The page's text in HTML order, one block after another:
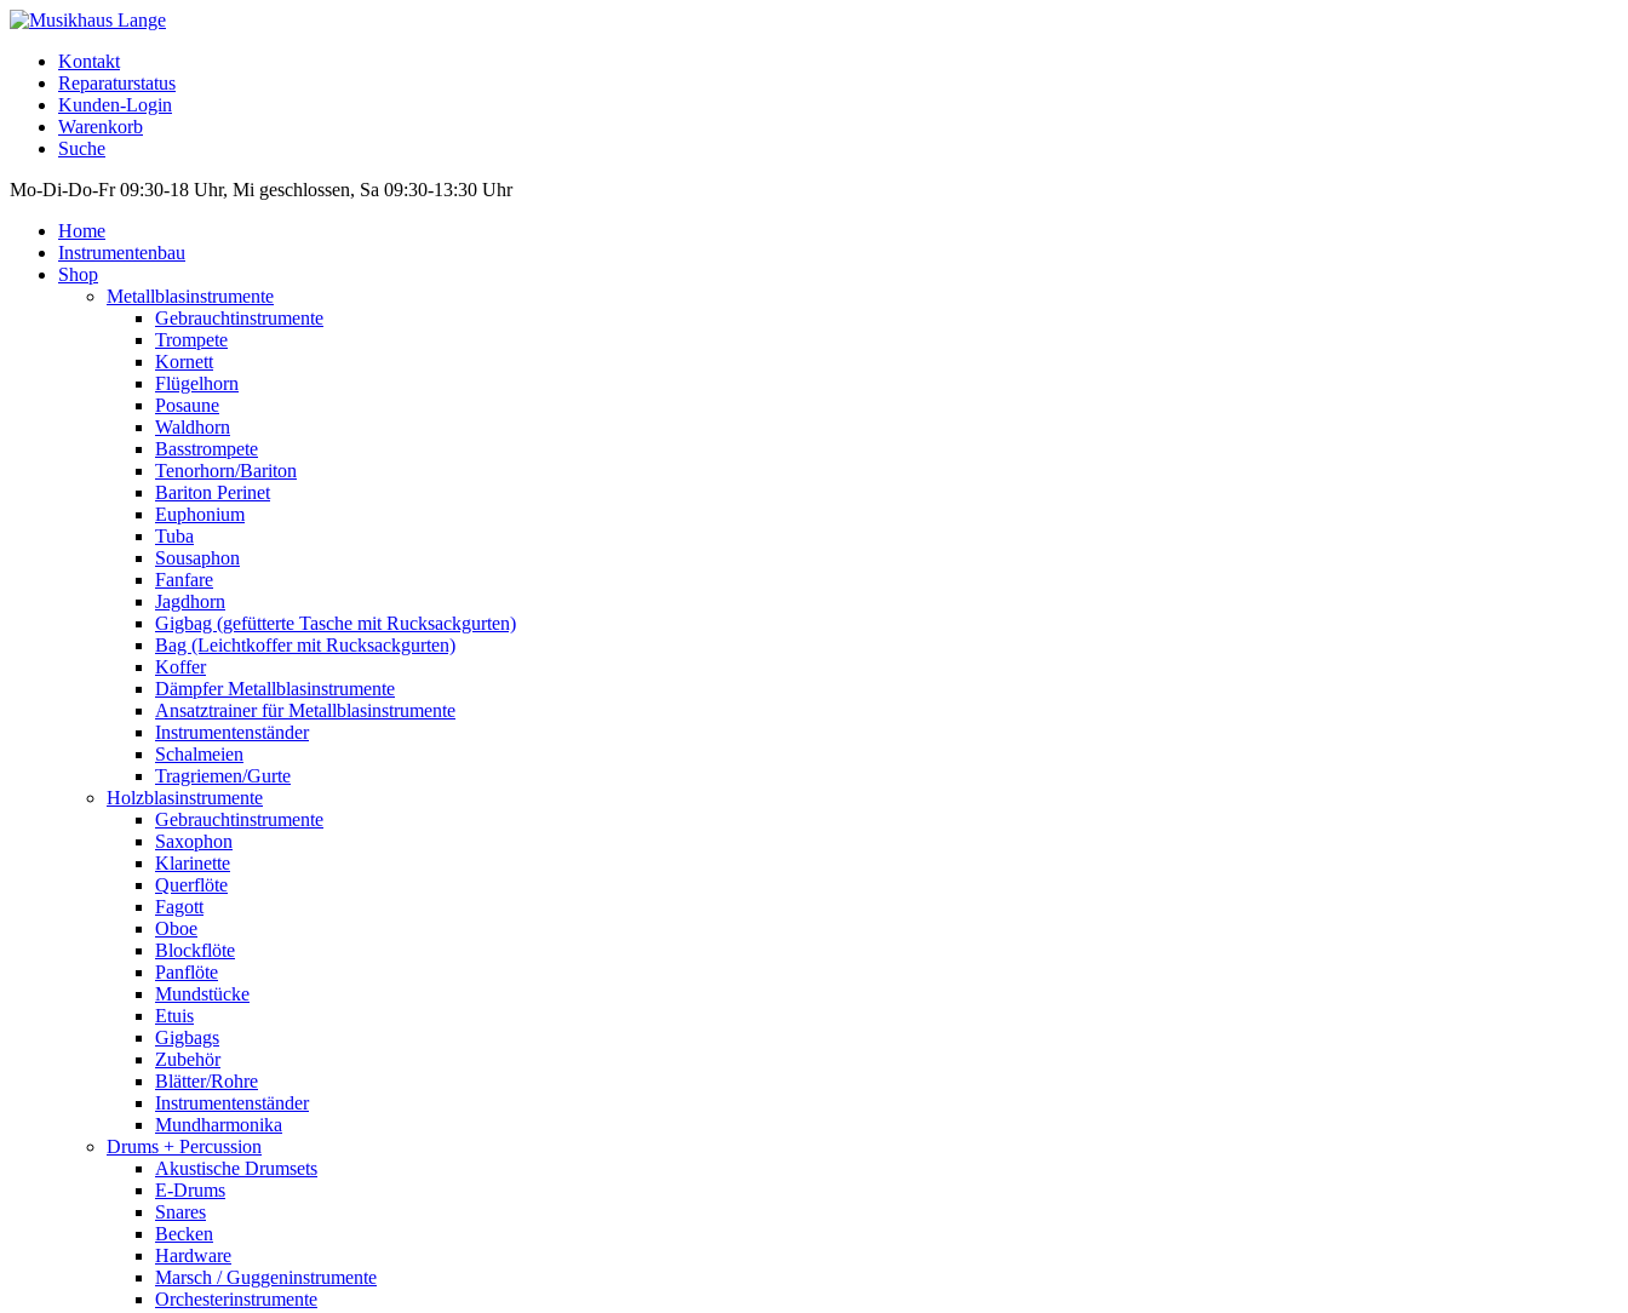
Kontakt
Reparaturstatus
Kunden-Login
Warenkorb
Suche
Mo-Di-Do-Fr 09:30-18 Uhr, Mi geschlossen, Sa 09:30-13:30 Uhr
Home
Instrumentenbau
Shop
Metallblasinstrumente
Gebrauchtinstrumente
Trompete
Kornett
Flügelhorn
Posaune
Waldhorn
Basstrompete
Tenorhorn/Bariton
Bariton Perinet
Euphonium
Tuba
Sousaphon
Fanfare
Jagdhorn
Gigbag (gefütterte Tasche mit Rucksackgurten)
Bag (Leichtkoffer mit Rucksackgurten)
Koffer
Dämpfer Metallblasinstrumente
Ansatztrainer für Metallblasinstrumente
Instrumentenständer
Schalmeien
Tragriemen/Gurte
Holzblasinstrumente
Gebrauchtinstrumente
Saxophon
Klarinette
Querflöte
Fagott
Oboe
Blockflöte
Panflöte
Mundstücke
Etuis
Gigbags
Zubehör
Blätter/Rohre
Instrumentenständer
Mundharmonika
Drums + Percussion
Akustische Drumsets
E-Drums
Snares
Becken
Hardware
Marsch / Guggeninstrumente
Orchesterinstrumente